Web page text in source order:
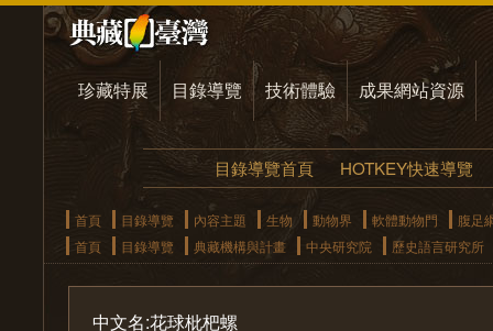
珍藏特展 目錄導覽 技術體驗 成果網站資源
目錄導覽首頁 HOTKEY快速導覽
首頁 目錄導覽 內容主題 生物 動物界 軟體動物門
腹足
首頁
目錄導覽 典藏機構與計畫 中央研究院 歷史語言研究所
中文名:花球枇杷螺